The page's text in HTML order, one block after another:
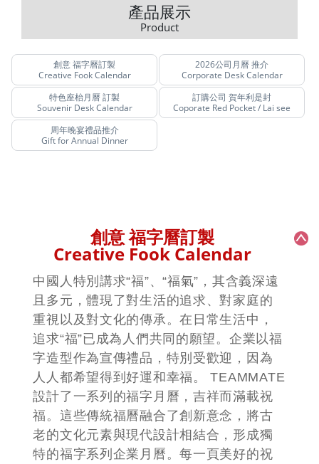
產品展示
Product
創意 福字曆訂製
Creative Fook Calendar
2026公司月曆 推介
Corporate Desk Calendar
特色座枱月曆 訂製
Souvenir Desk Calendar
訂購公司 賀年利是封
Coporate Red Pocket / Lai see
周年晚宴禮品推介
Gift for Annual Dinner
創意 福字曆訂製
Creative Fook Calendar
中國人特別講求“福”、“福氣”，其含義深遠
且多元，體現了對生活的追求、對家庭的
重視以及對文化的傳承。在日常生活中，
追求“福”已成為人們共同的願望。企業以福
字造型作為宣傳禮品，特別受歡迎，因為
人人都希望得到好運和幸福。 TEAMMATE
設計了一系列的福字月曆，吉祥而滿載祝
福。這些傳統福曆融合了創新意念，將古
老的文化元素與現代設計相結合，形成獨
特的福字系列企業月曆。每一頁美好的祝